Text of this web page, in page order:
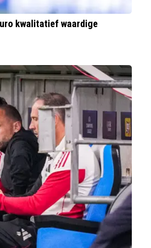
kwalitatief waardige